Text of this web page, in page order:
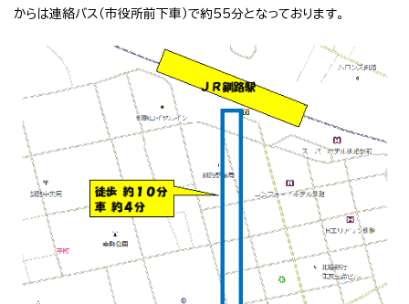
からは連絡バス（市役所前下車）で約55分となっております。